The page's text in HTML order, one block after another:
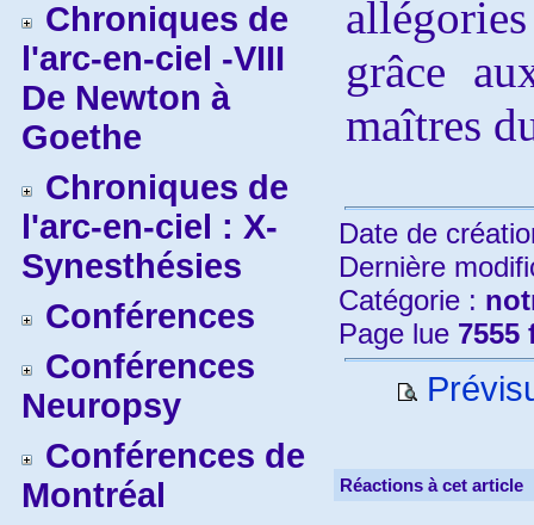
Chroniques de
l'arc-en-ciel -VIII
De Newton à
Goethe
Chroniques de
l'arc-en-ciel : X-
Synesthésies
Conférences
Conférences
Neuropsy
Conférences de
Montréal
grâce
maîtres
Date de
Dernière
Catégorie :
Page lue 7555
Réactions à cet article